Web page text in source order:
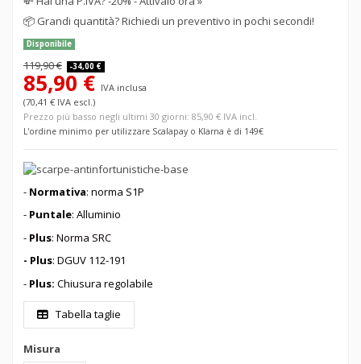
📦 Grandi quantità? Richiedi un preventivo in pochi secondi!
Disponibile
119,90 € -34,00 €
85,90 € IVA inclusa
(70,41 € IVA escl.)
Prezzo più basso negli ultimi 30 giorni: 85,90 € IVA incl.
L'ordine minimo per utilizzare Scalapay o Klarna è di 149€
- Normativa: norma S1P
- Puntale: Alluminio
- Plus: Norma SRC
- Plus: DGUV 112-191
- Plus: Chiusura regolabile
Tabella taglie
Misura